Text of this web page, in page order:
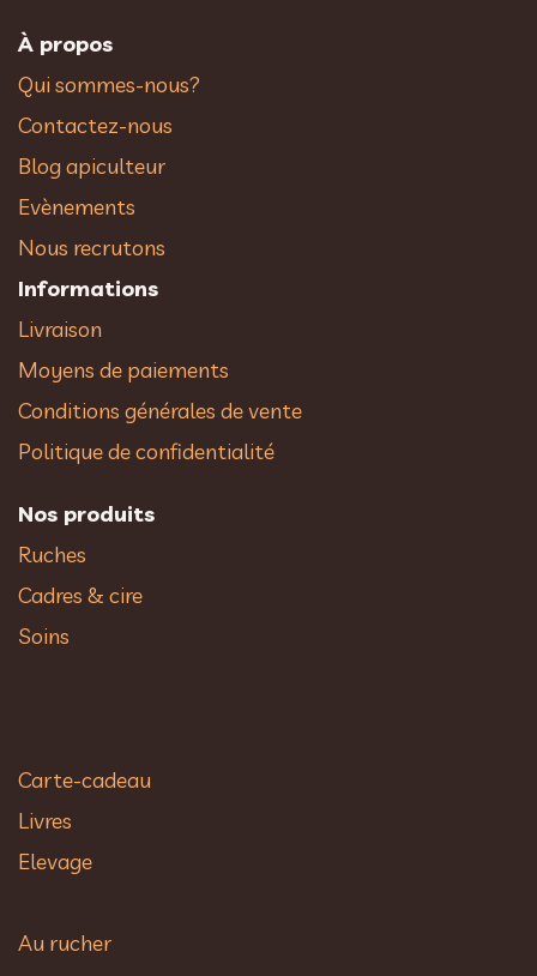
À propos
Qui sommes-nous?
Contactez-nous
Blog apiculteur
Evènements
Nous recrutons
Informations
Livraison
Moyens de paiements
Conditions générales de vente
Politique de confidentialité
Nos produits
Ruches
Cadres & cire
Soins
Carte-cadeau
Livres
Elevage
Au rucher​